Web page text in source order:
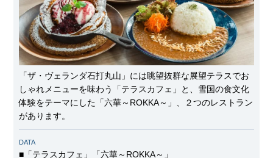
「ザ・ヴェランダ石打丸山」には眺望抜群な展望テラスでお
しゃれメニューを味わう「テラスカフェ」と、雪国の食文化
体験をテーマにした「六華～ROKKA～」、２つのレストラン
があります。
DATA
■「テラスカフェ」「六華～ROKKA～」